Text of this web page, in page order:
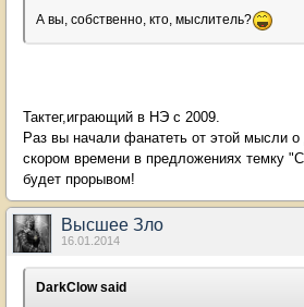
А вы, собственно, кто, мыслитель?
Тактег,играющий в НЭ с 2009.
Раз вы начали фанатеть от этой мысли
скором времени в предложениях темку
будет прорывом!
Высшее Зло
16.01.2014
DarkClow said